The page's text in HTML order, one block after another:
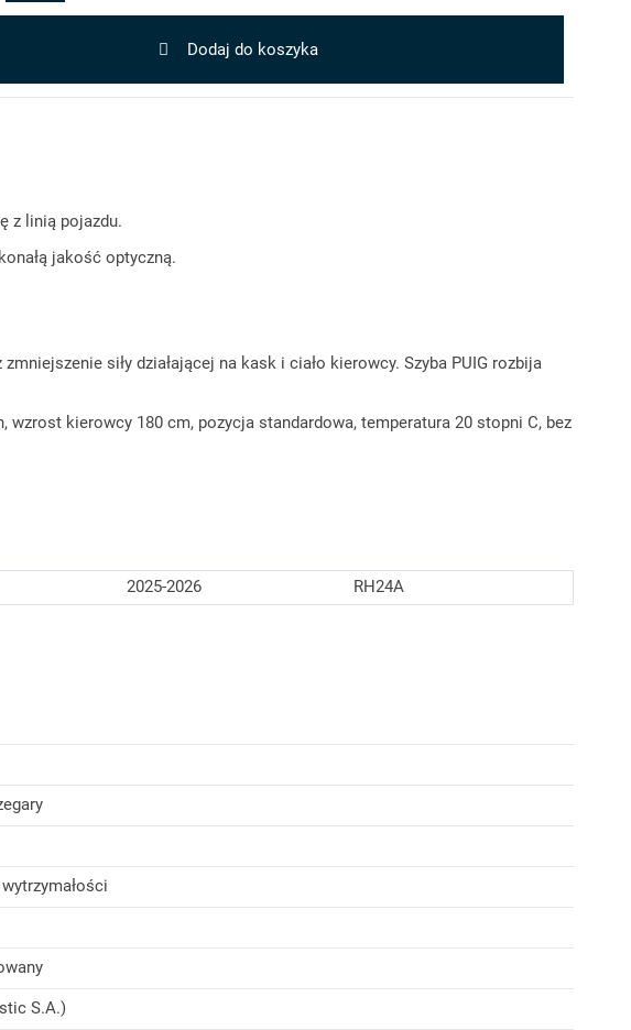
Dodaj do koszyka
z linią pojazdu.
jakość optyczną.
siły działającej na kask i ciało kierowcy. Szyba PUIG rozbija
kierowcy 180 cm, pozycja standardowa, temperatura 20 stopni C, bez
2025-2026 RH24A
S.A.)